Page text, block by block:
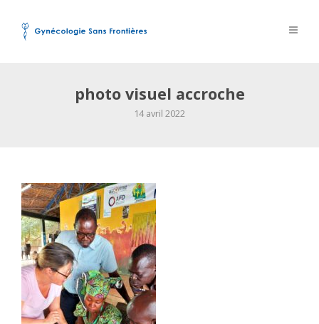
photo visuel accroche
14 avril 2022